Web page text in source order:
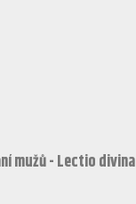
mužů - Lectio divina